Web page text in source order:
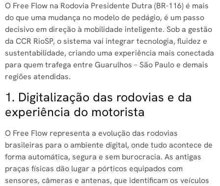
O Free Flow na Rodovia Presidente Dutra (BR-116) é mais
do que uma mudança no modelo de pedágio, é um passo
decisivo em direção à mobilidade inteligente. Sob a gestão
da CCR RioSP, o sistema vai integrar tecnologia, fluidez e
sustentabilidade, criando uma experiência mais conectada
para quem trafega entre Guarulhos – São Paulo e demais
regiões atendidas.
1. Digitalização das rodovias e da
experiência do motorista
O Free Flow representa a evolução das rodovias
brasileiras para o ambiente digital, onde tudo acontece de
forma automática, segura e sem burocracia. As antigas
praças físicas dão lugar a pórticos equipados com
sensores, câmeras e antenas, que identificam os veículos